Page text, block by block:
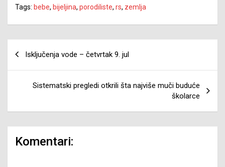
Tags: bebe, bijeljina, porodiliste, rs, zemlja
članaka
Isključenja vode – četvrtak 9. jul
Sistematski pregledi otkrili šta najviše muči buduće
školarce
Komentari: